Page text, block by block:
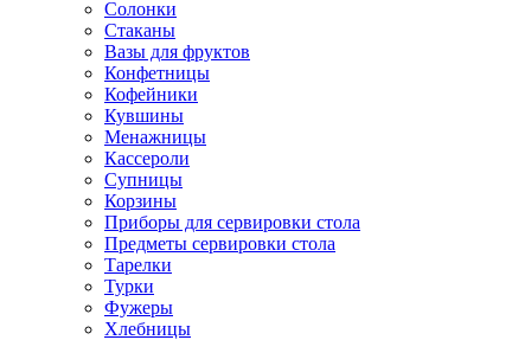
Солонки
Стаканы
Вазы для фруктов
Конфетницы
Кофейники
Кувшины
Менажницы
Кассероли
Супницы
Корзины
Приборы для сервировки стола
Предметы сервировки стола
Тарелки
Турки
Фужеры
Хлебницы